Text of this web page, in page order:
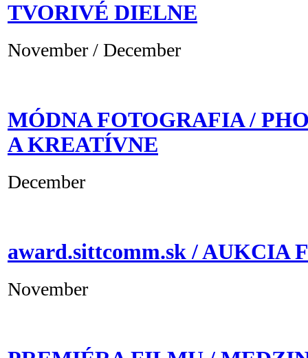
TVORIVÉ DIELNE
November / December
MÓDNA FOTOGRAFIA /
A KREATÍVNE
December
award.sittcomm.sk / AUKCIA
November